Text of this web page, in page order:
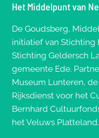
Het Middelpunt van
De Goudsberg,
initiatief van Stichting
Stichting Geldersch
gemeente Ede.
Museum Lunteren,
Rijksdienst voor het
Bernhard
het Veluws Platteland.